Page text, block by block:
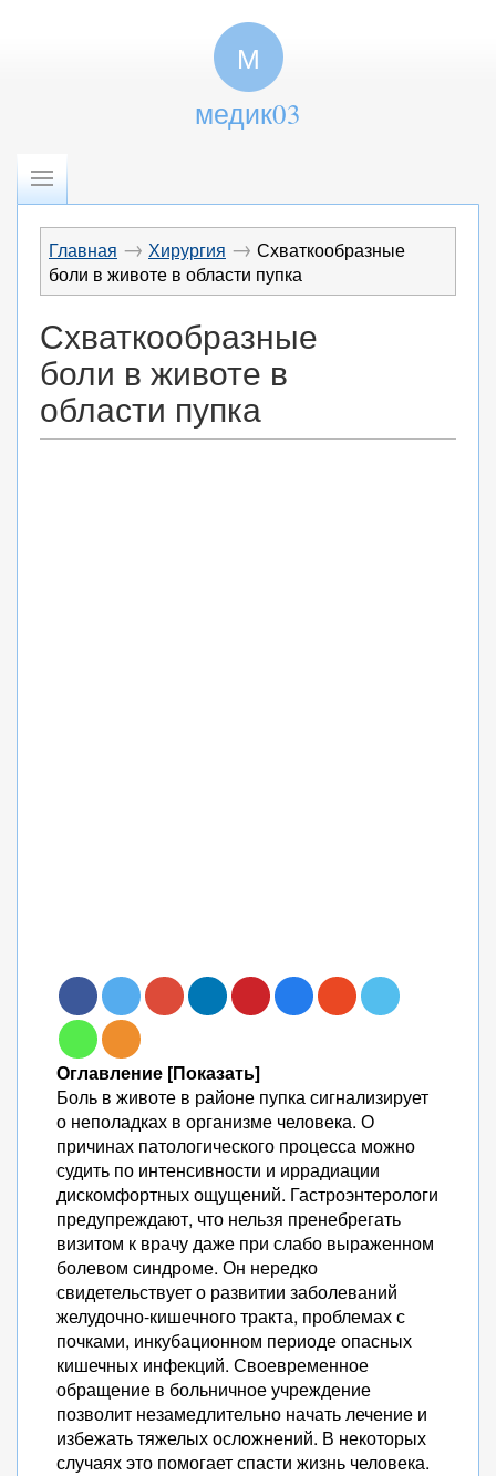
М
медик03
Главная → Хирургия → Схваткообразные
боли в животе в области пупка
Схваткообразные
боли в животе в
области пупка
Оглавление [Показать]
Боль в животе в районе пупка сигнализирует
о неполадках в организме человека. О
причинах патологического процесса можно
судить по интенсивности и иррадиации
дискомфортных ощущений. Гастроэнтерологи
предупреждают, что нельзя пренебрегать
визитом к врачу даже при слабо выраженном
болевом синдроме. Он нередко
свидетельствует о развитии заболеваний
желудочно-кишечного тракта, проблемах с
почками, инкубационном периоде опасных
кишечных инфекций. Своевременное
обращение в больничное учреждение
позволит незамедлительно начать лечение и
избежать тяжелых осложнений. В некоторых
случаях это помогает спасти жизнь человека.